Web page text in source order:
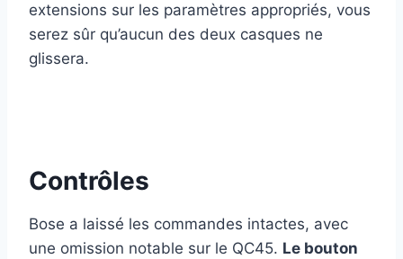
extensions sur les paramètres appropriés, vous
serez sûr qu’aucun des deux casques ne
glissera.
Contrôles
Bose a laissé les commandes intactes, avec
une omission notable sur le QC45. Le bouton